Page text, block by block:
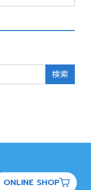
検索
ONLINE SHOP